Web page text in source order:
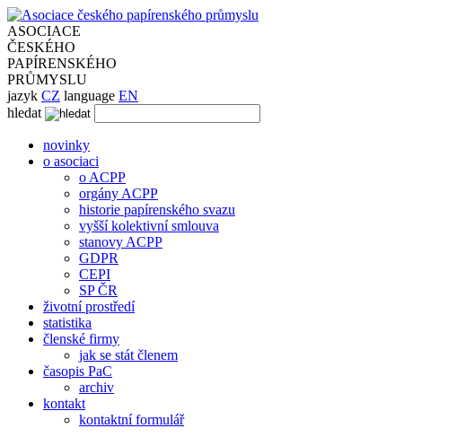
ASOCIACE
ČESKÉHO
PAPÍRENSKÉHO
PRŮMYSLU
jazyk CZ language EN
hledat
novinky
o asociaci
o ACPP
orgány ACPP
historie papírenského svazu
vyšší kolektivní smlouva
stanovy ACPP
GDPR
CEPI
SP ČR
životní prostředí
statistika
členské firmy
jak se stát členem
časopis PaC
archiv
kontakt
kontaktní formulář